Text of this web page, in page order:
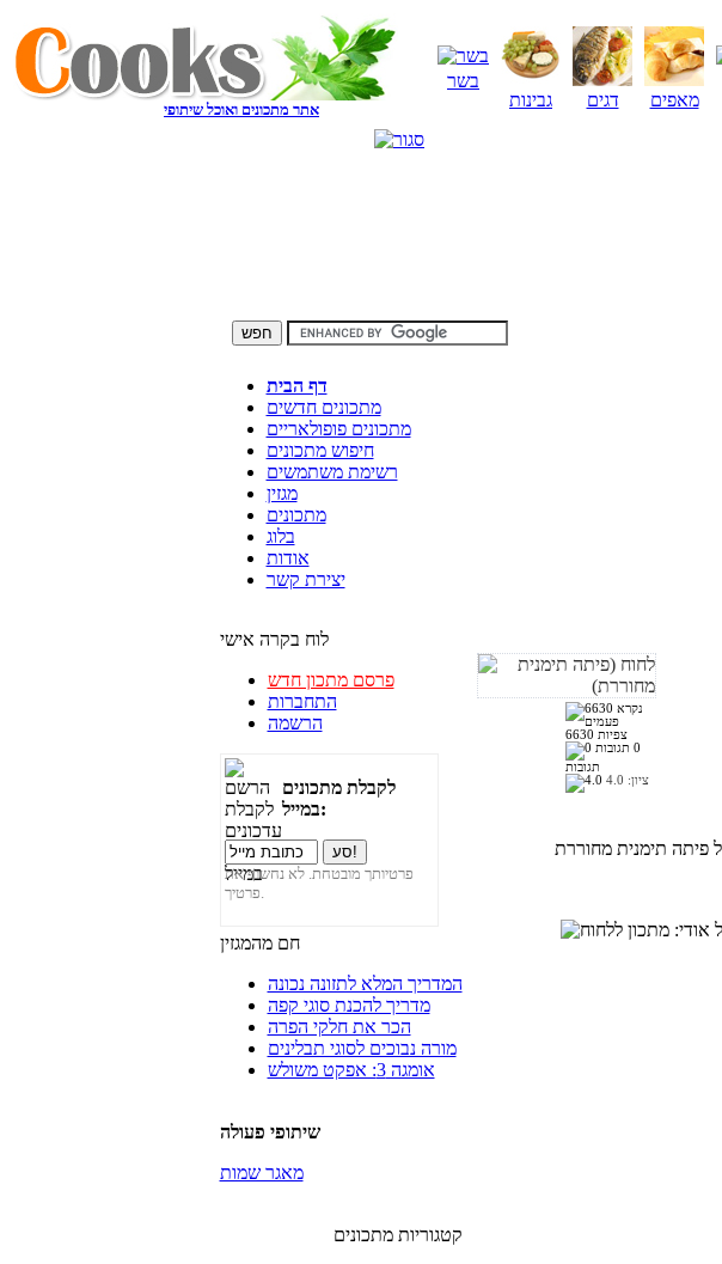
אתר מתכונים ואוכל שיתופי
בשר
גבינות
דגים מאפים
דף הבית
מתכונים חדשים
מתכונים פופולאריים
חיפוש מתכונים
רשימת משתמשים
מגזין
מתכונים
בלוג
אודות
יצירת קשר
לוח בקרה אישי
פרסם מתכון חדש
התחברות
הרשמה
לקבלת מתכונים
במייל:
פרטיותך מובטחת. לא נחשוף את
פרטיך.
חם מהמגזין
המדריך המלא לתזונה נכונה
מדריך להכנת סוגי קפה
הכר את חלקי הפרה
מורה נבוכים לסוגי תבלינים
אומגה 3: אפקט משולש
שיתופי פעולה
מאגר שמות
קטגוריות מתכונים
6630 צפיות
0
תגובות
ציון: 4.0